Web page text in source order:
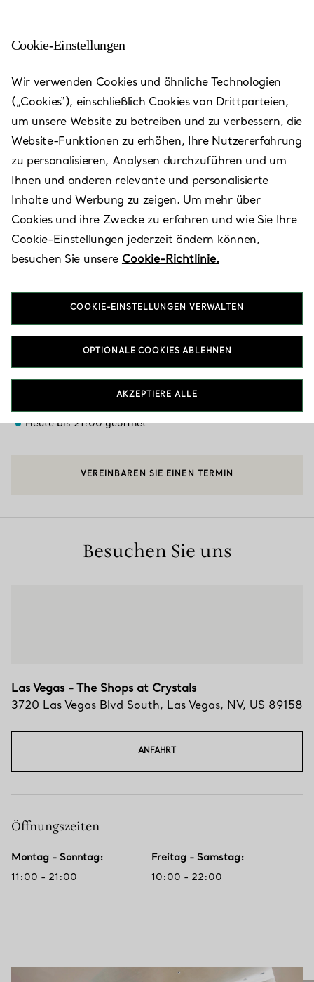
Las Vegas -
The Shops at
Crystals
Heute bis 21:00 geöffnet
VEREINBAREN SIE EINEN TERMIN
Besuchen Sie uns
Las Vegas - The Shops at Crystals
3720 Las Vegas Blvd South, Las Vegas, NV, US 89158
ANFAHRT
Öffnungszeiten
Montag - Sonntag:
11:00 - 21:00
Freitag - Samstag:
10:00 - 22:00
Cookie-Einstellungen
Wir verwenden Cookies und ähnliche Technologien
(„Cookies“), einschließlich Cookies von Drittparteien,
um unsere Website zu betreiben und zu verbessern, die
Website-Funktionen zu erhöhen, Ihre Nutzererfahrung
zu personalisieren, Analysen durchzuführen und um
Ihnen und anderen relevante und personalisierte
Inhalte und Werbung zu zeigen. Um mehr über
Cookies und ihre Zwecke zu erfahren und wie Sie Ihre
Cookie-Einstellungen jederzeit ändern können,
besuchen Sie unsere Cookie-Richtlinie.
COOKIE-EINSTELLUNGEN VERWALTEN
OPTIONALE COOKIES ABLEHNEN
AKZEPTIERE ALLE